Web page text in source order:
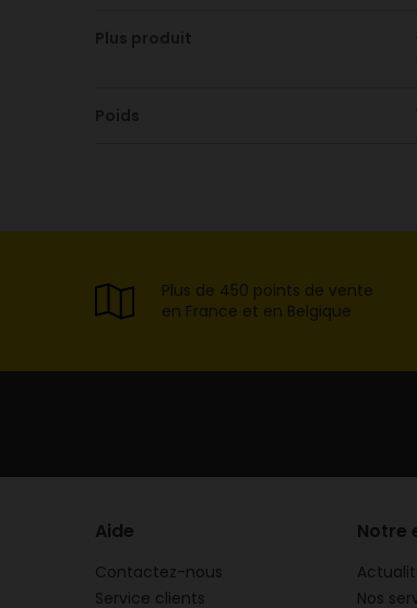
Plus produit
Poids
Plus de 450 points de vente
en France et en Belgique
Aide
Contactez-nous
Service clients
Notre
Nos